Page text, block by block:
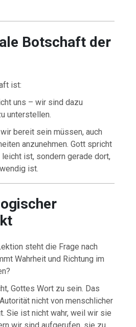
Botschaft der
ist:
uns – wir sind dazu
unterstellen.
bereit sein müssen, auch
anzunehmen. Gott spricht
ist, sondern gerade dort,
ist.
steht die Frage nach
Wahrheit und Richtung im
Gottes Wort zu sein. Das
nicht von menschlicher
Sie ist nicht wahr, weil wir sie